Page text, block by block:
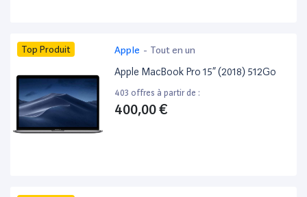
Top Produit Apple - Tout en un
Apple MacBook Pro 15” (2018) 512Go
403 offres à partir de :
400,00 €